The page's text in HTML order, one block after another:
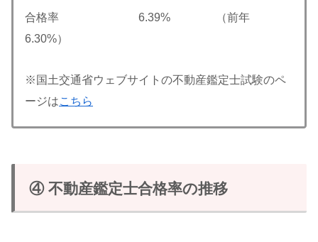
合格率 6.39% （前年
6.30%）
※国土交通省ウェブサイトの不動産鑑定士試験のペ
ージはこちら
④ 不動産鑑定士合格率の推移